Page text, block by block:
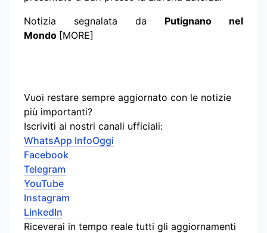
Notizia segnalata da Putignano nel
Mondo [MORE]
Vuoi restare sempre aggiornato con le notizie
più importanti?
Iscriviti ai nostri canali ufficiali:
WhatsApp InfoOggi
Facebook
Telegram
YouTube
Instagram
LinkedIn
Riceverai in tempo reale tutti gli aggiornamenti